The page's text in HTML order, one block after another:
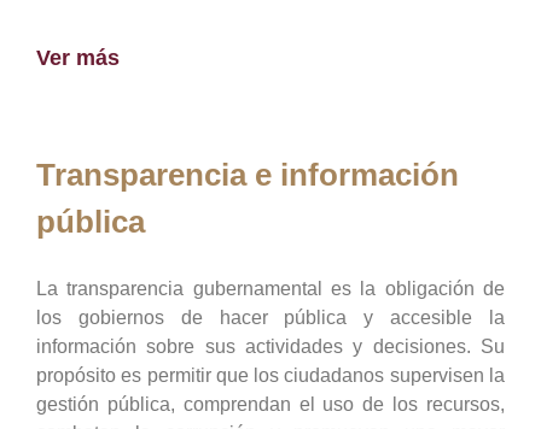
Ver más
Transparencia e información
pública
La transparencia gubernamental es la obligación de
los gobiernos de hacer pública y accesible la
información sobre sus actividades y decisiones. Su
propósito es permitir que los ciudadanos supervisen la
gestión pública, comprendan el uso de los recursos,